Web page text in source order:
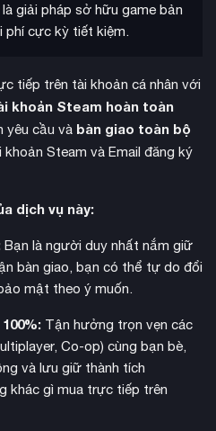
với nhiều loại vũ khí cận chiến
sử dụng giáo từ cỏ, cung tên,
kẻ thù như kiến đỏ khổng lồ,
loài côn trùng có hành vi và
là giải pháp sở hữu game bản
phí cực kỳ tiết kiệm.
tiếp trên tài khoản cá nhân với
khoản Steam hoàn toàn
yêu cầu và bàn giao toàn bộ
khoản Steam và Email đăng ký
dịch vụ này:
Bạn là người duy nhất nắm giữ
bàn giao, bạn có thể tự do đổi
mật theo ý muốn.
Tận hưởng trọn vẹn các
Co-op) cùng bạn bè,
và lưu giữ thành tích
khác gì mua trực tiếp trên